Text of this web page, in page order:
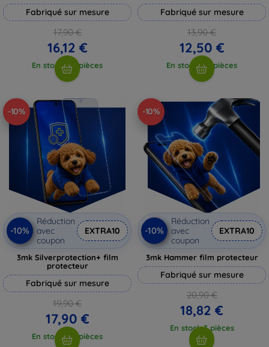
Fabriqué sur mesure
17,90 €
16,12 €
En stock > 5 pièces
Fabriqué sur mesure
13,90 €
12,50 €
En stock > 5 pièces
-10%
-10%
Réduction
avec
coupon
EXTRA10
3mk Silverprotection+ film
protecteur
Fabriqué sur mesure
19,90 €
17,90 €
En stock > 5 pièces
-10%
-10%
Réduction
avec
coupon
EXTRA10
3mk Hammer film protecteur
Fabriqué sur mesure
20,90 €
18,82 €
En stock 3 pièces